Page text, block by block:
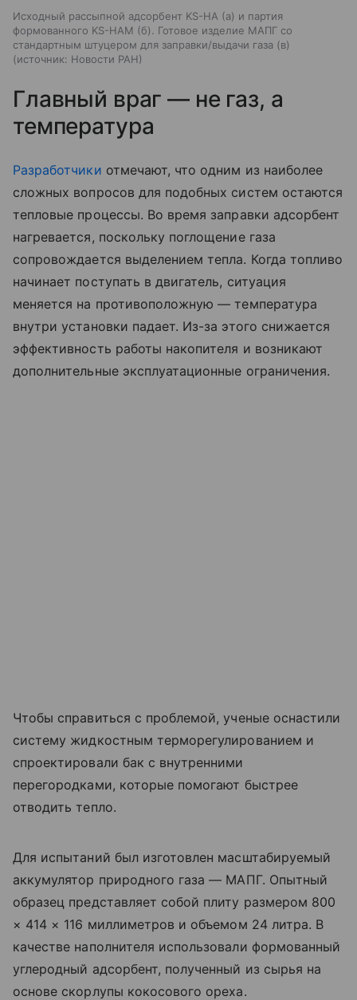
Исходный рассыпной адсорбент KS-HA (а) и партия
формованного KS-HAM (б). Готовое изделие МАПГ со
стандартным штуцером для заправки/выдачи газа (в)
источник: Новости РАН
Главный враг — не газ, а
температура
Разработчики отмечают, что одним из наиболее
сложных вопросов для подобных систем остаются
тепловые процессы. Во время заправки адсорбент
нагревается, поскольку поглощение газа
сопровождается выделением тепла. Когда топливо
начинает поступать в двигатель, ситуация
меняется на противоположную — температура
внутри установки падает. Из-за этого снижается
эффективность работы накопителя и возникают
дополнительные эксплуатационные ограничения.
Чтобы справиться с проблемой, ученые оснастили
систему жидкостным терморегулированием и
спроектировали бак с внутренними
перегородками, которые помогают быстрее
отводить тепло.
Для испытаний был изготовлен масштабируемый
аккумулятор природного газа — МАПГ. Опытный
образец представляет собой плиту размером 800
× 414 × 116 миллиметров и объемом 24 литра. В
качестве наполнителя использовали формованный
углеродный адсорбент, полученный из сырья на
основе скорлупы кокосового ореха.